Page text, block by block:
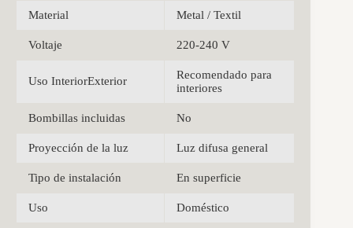
Material Metal / Textil
Voltaje 220-240 V
Uso InteriorExterior
Recomendado para
interiores
Bombillas incluidas No
Proyección de la luz Luz difusa general
Tipo de instalación En superficie
Uso Doméstico